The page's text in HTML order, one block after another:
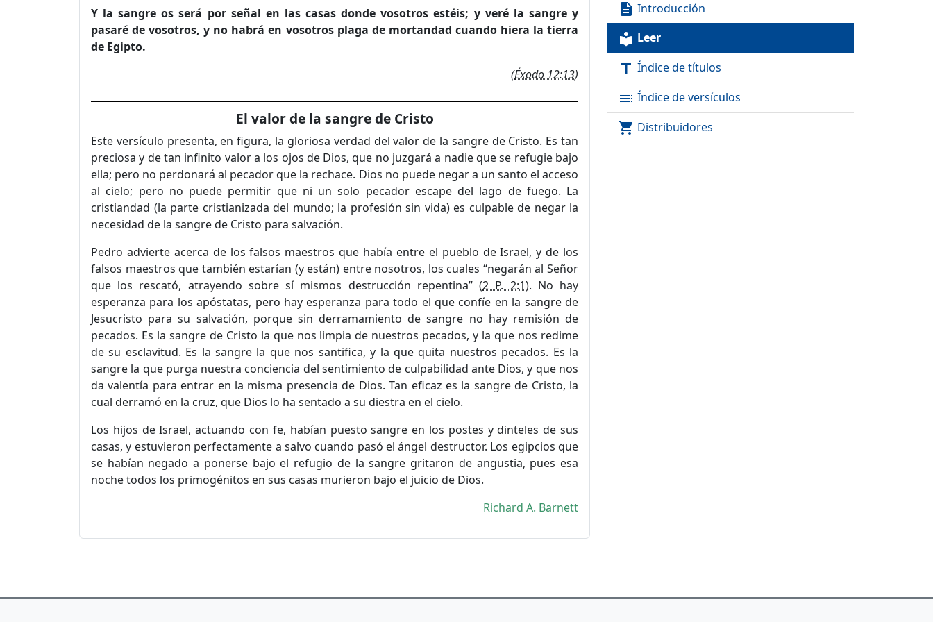
Y la sangre os será por señal en las casas donde vosotros estéis; y veré la sangre y
pasaré de vosotros, y no habrá en vosotros plaga de mortandad cuando hiera la tierra
de Egipto.
(Éxodo 12:13)
El valor de la sangre de Cristo
Este versículo presenta, en figura, la gloriosa verdad del valor de la sangre de Cristo. Es tan
preciosa y de tan infinito valor a los ojos de Dios, que no juzgará a nadie que se refugie bajo
ella; pero no perdonará al pecador que la rechace. Dios no puede negar a un santo el acceso
al cielo; pero no puede permitir que ni un solo pecador escape del lago de fuego. La
cristiandad (la parte cristianizada del mundo; la profesión sin vida) es culpable de negar la
necesidad de la sangre de Cristo para salvación.
Pedro advierte acerca de los falsos maestros que había entre el pueblo de Israel, y de los
falsos maestros que también estarían (y están) entre nosotros, los cuales “negarán al Señor
que los rescató, atrayendo sobre sí mismos destrucción repentina” (2 P. 2:1). No hay
esperanza para los apóstatas, pero hay esperanza para todo el que confíe en la sangre de
Jesucristo para su salvación, porque sin derramamiento de sangre no hay remisión de
pecados. Es la sangre de Cristo la que nos limpia de nuestros pecados, y la que nos redime
de su esclavitud. Es la sangre la que nos santifica, y la que quita nuestros pecados. Es la
sangre la que purga nuestra conciencia del sentimiento de culpabilidad ante Dios, y que nos
da valentía para entrar en la misma presencia de Dios. Tan eficaz es la sangre de Cristo, la
cual derramó en la cruz, que Dios lo ha sentado a su diestra en el cielo.
Los hijos de Israel, actuando con fe, habían puesto sangre en los postes y dinteles de sus
casas, y estuvieron perfectamente a salvo cuando pasó el ángel destructor. Los egipcios que
se habían negado a ponerse bajo el refugio de la sangre gritaron de angustia, pues esa
noche todos los primogénitos en sus casas murieron bajo el juicio de Dios.
Richard A. Barnett
description Introducción
local_library Leer
title Índice de títulos
toc Índice de versículos
shopping_cart Distribuidores